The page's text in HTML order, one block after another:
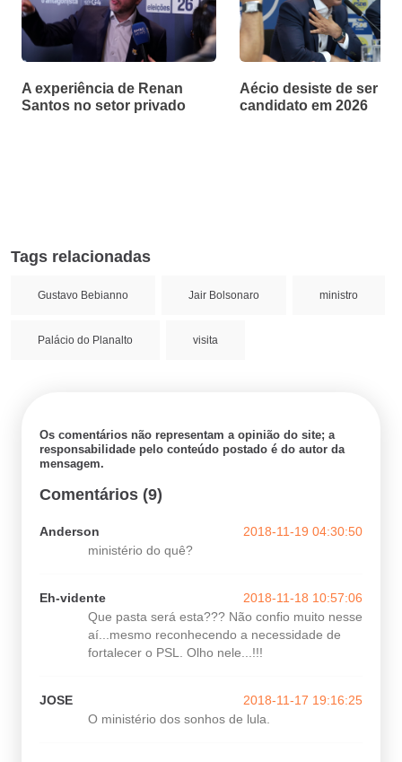
A experiência de Renan
Santos no setor privado
Aécio desiste de ser
candidato em 2026
Tags relacionadas
Gustavo Bebianno Jair Bolsonaro ministro
Palácio do Planalto visita
Os comentários não representam a opinião do site; a
responsabilidade pelo conteúdo postado é do autor da
mensagem.
Comentários (9)
Anderson
2018-11-19 04:30:50
ministério do quê?
Eh-vidente
2018-11-18 10:57:06
Que pasta será esta??? Não confio muito nesse
aí...mesmo reconhecendo a necessidade de
fortalecer o PSL. Olho nele...!!!
JOSE
2018-11-17 19:16:25
O ministério dos sonhos de lula.